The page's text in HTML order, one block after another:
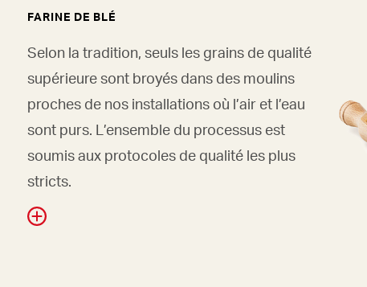
FARINE DE BLÉ
Selon la tradition, seuls les grains de qualité
supérieure sont broyés dans des moulins
proches de nos installations où l’air et l’eau
sont purs. L’ensemble du processus est
soumis aux protocoles de qualité les plus
stricts.